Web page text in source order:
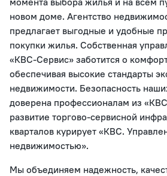
новом доме. Агентство
предлагает выгодные и удобные
покупки жилья. Собственная
«КВС-Сервис» заботится о
обеспечивая высокие стандарты
недвижимости. Безопасность
доверена профессионалам из
развитие торгово-сервисной
кварталов курирует «КВС.
недвижимостью».
Мы объединяем надежность,